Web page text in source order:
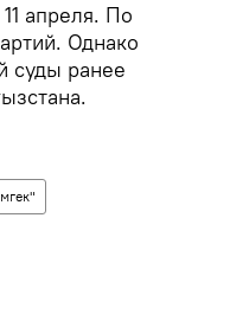
апреля. По
Однако
суды ранее